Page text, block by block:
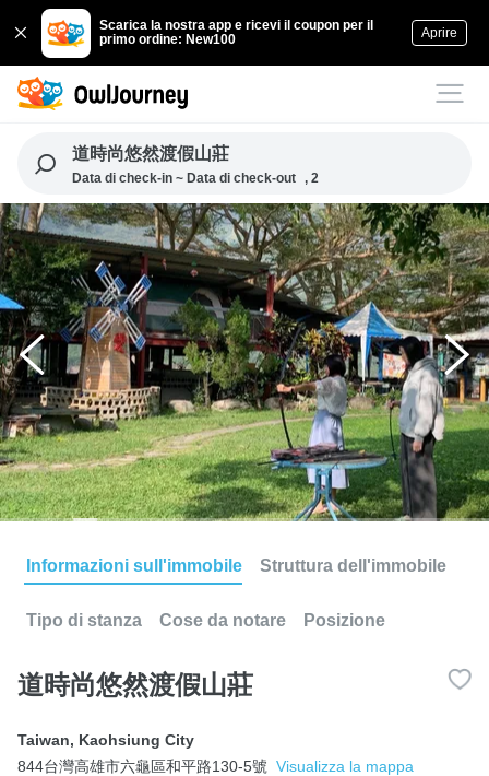
Scarica la nostra app e ricevi il coupon per il
primo ordine: New100
Aprire
道時尚悠然渡假山莊
Data di check-in ~ Data di check-out , 2
Informazioni sull'immobile Struttura dell'immobile
Tipo di stanza Cose da notare Posizione
道時尚悠然渡假山莊
Taiwan, Kaohsiung City
844台灣高雄市六龜區和平路130-5號 Visualizza la mappa